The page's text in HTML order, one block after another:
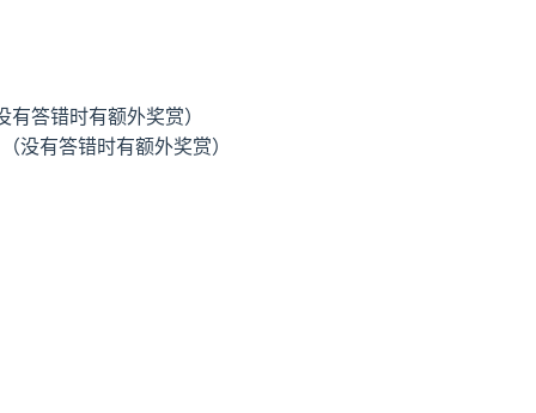
答错时有额外奖赏）
没有答错时有额外奖赏）